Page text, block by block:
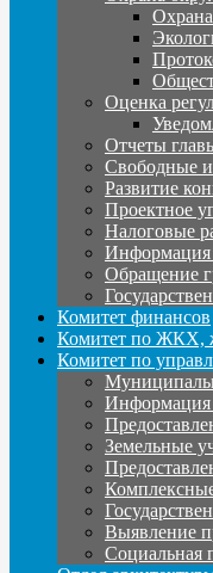
Оценка
Отчеты
Свободные
Развитие
Проектное
Налоговые
Информация
Обращение
Комитет финансов
Комитет по ЖКХ,
Комитет по
Информация
Земельные
Выявление
Социальная